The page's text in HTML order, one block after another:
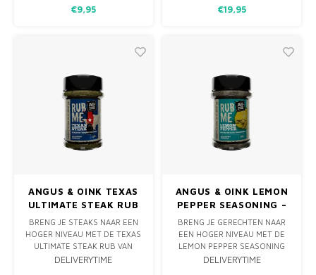
KNOFLOOK EN EEN MELANGE
GROENTEN EN BIJGERECHTEN.
€9,95
IDEAAL VOOR SLOW COOKING
€19,95
ANGUS & OINK TEXAS
ULTIMATE STEAK RUB
– 250G
BRENG JE STEAKS NAAR EEN
HOGER NIVEAU MET DE TEXAS
ULTIMATE STEAK RUB VAN
ANGUS & OINK. DEZE MIX VAN
DELIVERYTIME
ANGUS & OINK LEMON
PEPPER SEASONING –
235G
BRENG JE GERECHTEN NAAR
EEN HOGER NIVEAU MET DE
LEMON PEPPER SEASONING
VAN ANGUS & OINK. DEZE
DELIVERYTIME